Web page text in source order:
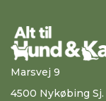
Marsvej 9
4500 Nykøbing Sj.